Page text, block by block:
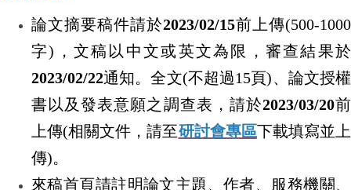
論文摘要稿件請於2023/02/15前上傳(500-1000
字) ，文稿以中文或英文為限，審查結果於
2023/02/22通知。全文(不超過15頁)、論文授權
書以及發表意願之調查表，請於2023/03/20前
上傳(相關文件，請至研討會專區下載填寫並上
傳)。
來稿首頁請註明論文主題、作者、服務機關、